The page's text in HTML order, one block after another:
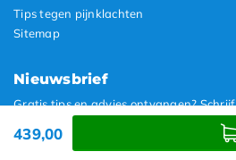
439,00
Tips tegen pijnklachten
Sitemap
Nieuwsbrief
Gratis tips en advies ontvangen? Schrijf